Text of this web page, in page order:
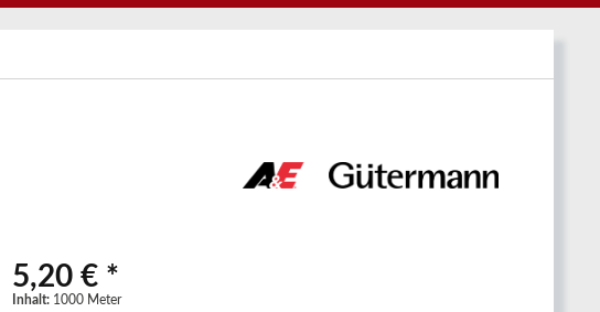
5,20 € *
Inhalt: 1000 Meter